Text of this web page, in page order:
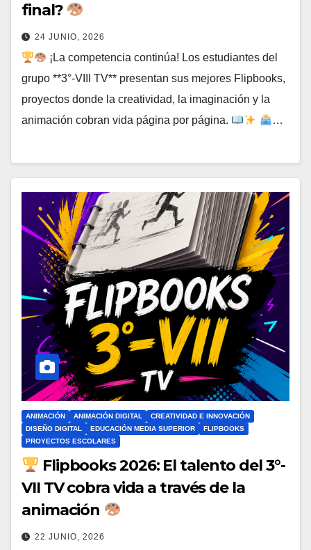
final?
24 JUNIO, 2026
¡La competencia continúa! Los estudiantes del
grupo **3°-VIII TV** presentan sus mejores Flipbooks,
proyectos donde la creatividad, la imaginación y la
animación cobran vida página por página.
…
ANIMACIÓN ANIMACIÓN DIGITAL
CREATIVIDAD E INNOVACIÓN
DISEÑO DIGITAL
EDUCACIÓN MEDIA SUPERIOR
FLIPBOOKS
PROYECTOS ESCOLARES
Flipbooks 2026: El talento del 3°-
VII TV cobra vida a través de la
animación
22 JUNIO, 2026